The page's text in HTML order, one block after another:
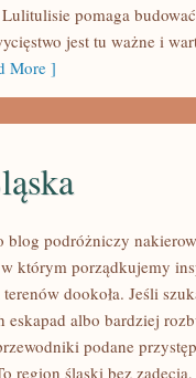
pomaga
jest tu ważne i
More ]
blog podróżniczy
którym porządkujemy
dookoła. Jeśli
eskapad albo bardziej
podane
region śląski bez